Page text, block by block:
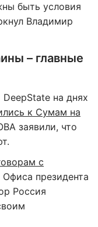
быть условия
Владимир
– главные
DeepState на днях
к Сумам на
заявили, что
с
Офиса президента
Россия